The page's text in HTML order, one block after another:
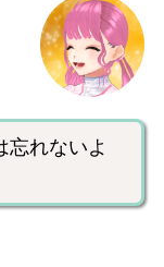
忘れないよ